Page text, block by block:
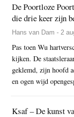
De Poortloze
die drie keer zijn
Hans van Dam - 2
Pas toen Wu
kijken. De
geklemd, zijn hoofd
en ogen wijd
Ksaf – De kunst